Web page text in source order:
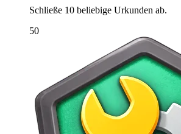
Schließe 10 beliebige Urkunden ab.
50